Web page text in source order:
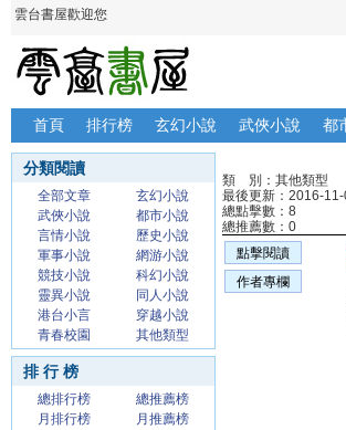
雲台書屋歡迎您
首頁 排行榜 玄幻小說 武俠小說 都
分類閱讀
全部文章
玄幻小說
武俠小說
都市小說
言情小說
歷史小說
軍事小說
網游小說
競技小說
科幻小說
靈異小說
同人小說
港台小言
穿越小說
青春校園
其他類型
排 行 榜
總排行榜
總推薦榜
月排行榜
月推薦榜
類 別：其他類型
最後更新：2016-
總點擊數：8
總推薦數：0
點擊閱讀
作者專欄